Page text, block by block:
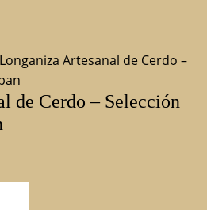
Artesanal de Cerdo –
de Cerdo – Selección